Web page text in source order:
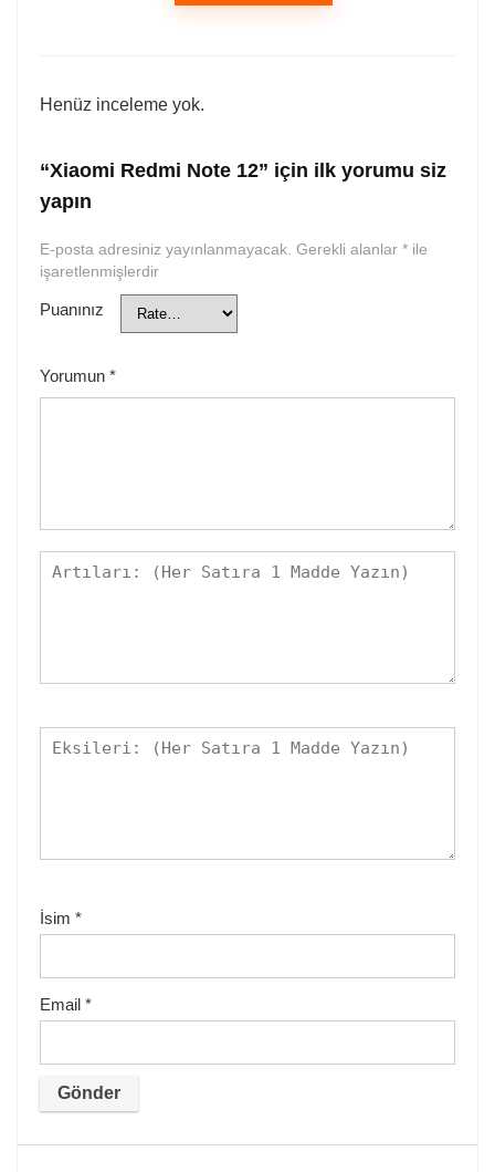
Henüz inceleme yok.
“Xiaomi Redmi Note 12” için ilk yorumu siz
yapın
E-posta adresiniz yayınlanmayacak. Gerekli alanlar * ile
işaretlenmişlerdir
Puanınız
Yorumun *
İsim *
Email *